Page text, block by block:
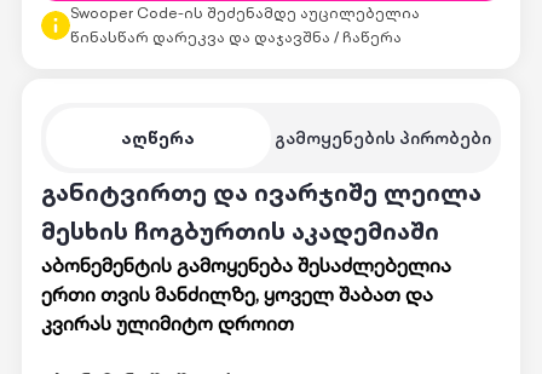
აღწერა გამოყენების პირობები
განიტვირთე და ივარჯიშე ლეილა
მესხის ჩოგბურთის აკადემიაში
აბონემენტის გამოყენება შესაძლებელია
ერთი თვის მანძილზე, ყოველ შაბათ და
კვირას ულიმიტო დროით
Swooper Code-ის შეძენამდე აუცილებელია
წინასწარ დარეკვა და დაჯავშნა / ჩაწერა